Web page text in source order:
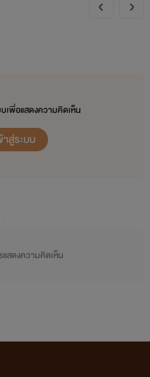
เพื่อแสดงความคิดเห็น
าสู่ระบบ
แสดงความคิดเห็น